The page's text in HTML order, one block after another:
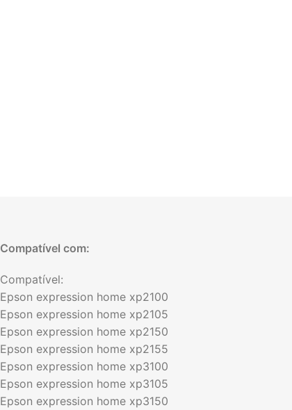
Compatível com:
Compatível:
Epson expression home xp2100
Epson expression home xp2105
Epson expression home xp2150
Epson expression home xp2155
Epson expression home xp3100
Epson expression home xp3105
Epson expression home xp3150